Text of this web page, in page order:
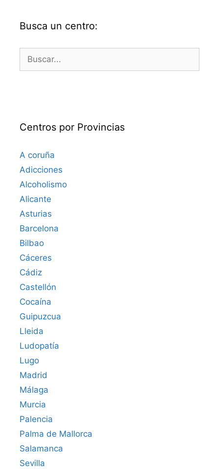
Busca un centro:
Buscar:
Centros por Provincias
A coruña
Adicciones
Alcoholismo
Alicante
Asturias
Barcelona
Bilbao
Cáceres‎
Cádiz
Castellón
Cocaína
Guipuzcua
Lleida
Ludopatía
Lugo
Madrid
Málaga
Murcia
Palencia
Palma de Mallorca
Salamanca
Sevilla